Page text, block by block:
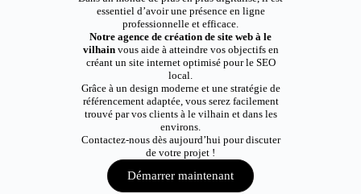
essentiel d’avoir une présence en ligne
professionnelle et efficace.
Notre agence de création de site web à le
vilhainvous aide à atteindre vos objectifs en
créant un site internet optimisé pour le SEO
local.
Grâce à un design moderne et une stratégie de
référencement adaptée, vous serez facilement
trouvé par vos clients à le vilhain et dans les
environs.
Contactez-nous dès aujourd’hui pour discuter
de votre projet !
Démarrer maintenant